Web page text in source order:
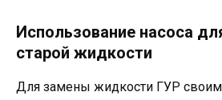
Использование насоса
старой жидкости
Для замены жидкости ГУР